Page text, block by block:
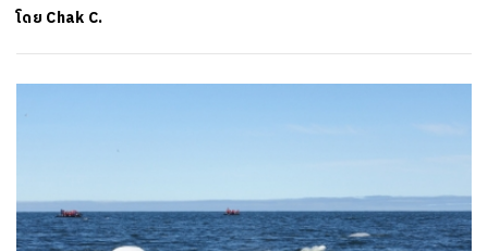
โดย Chak C.